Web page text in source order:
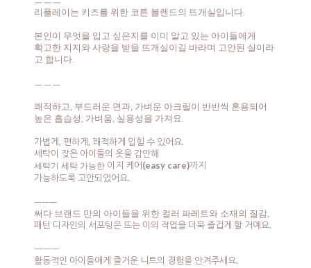
리플레이는 키즈를 위한 코튼 블렌드의 뜨개실입니다.
본인이 무엇을 입고 싶은지를 이미 알고 있는 아이들에게
확고한 지지와 사랑을 받을 뜨개실이길 바라며 고안된 실이라
고 합니다.
ㅡㅡㅡ
쾌적하고, 부드러운 면과, 가벼운 아크릴이 반반씩 혼용되어
높은 흡습성, 가벼움, 실용성을 가져요.
가볍게, 편하게, 쾌적하게 입힐 수 있어요.
세탁이 잦은 아이들의 옷을 감안해
세탁기 세탁 가능한 이지 케어(easy care)까지
가능하도록 고안되었어요.
ㅡㅡㅡ
써다 브랜드 만의 아이들을 위한 컬러 파레트와 소재의 질감,
패턴 디자인의 서포팅은 뜨는 이의 작업을 더욱 즐겁게 할 거예요.
ㅡㅡㅡ
활동적인 아이들에게 즐거운 니트의 경험을 안겨주세요.